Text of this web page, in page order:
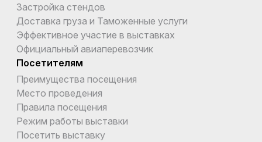
Застройка стендов
Доставка груза и Таможенные услуги
Эффективное участие в выставках
Официальный авиаперевозчик
Посетителям
Преимущества посещения
Место проведения
Правила посещения
Режим работы выставки
Посетить выставку